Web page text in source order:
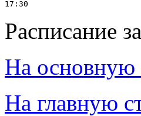
Расписание
На основную
На главную